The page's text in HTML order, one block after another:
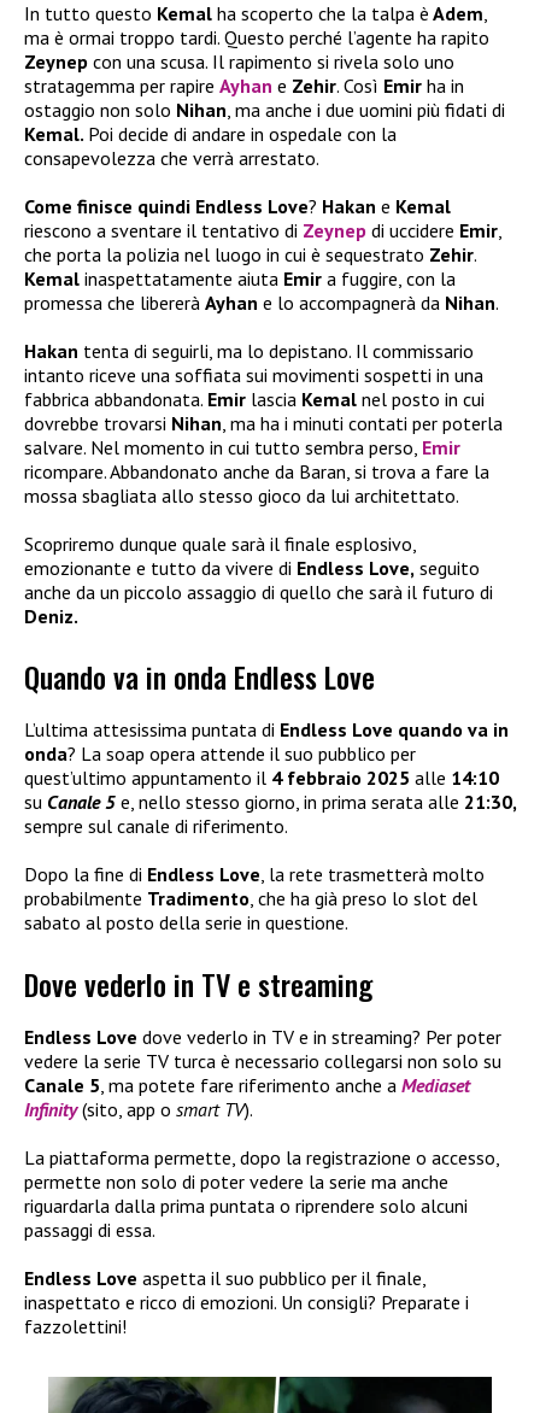
In tutto questo Kemal ha scoperto che la talpa è Adem,
ma è ormai troppo tardi. Questo perché l’agente ha rapito
Zeynep con una scusa. Il rapimento si rivela solo uno
stratagemma per rapire Ayhan e Zehir. Così Emir ha in
ostaggio non solo Nihan, ma anche i due uomini più fidati di
Kemal. Poi decide di andare in ospedale con la
consapevolezza che verrà arrestato.
Come finisce quindi Endless Love? Hakan e Kemal
riescono a sventare il tentativo di Zeynep di uccidere Emir,
che porta la polizia nel luogo in cui è sequestrato Zehir.
Kemal inaspettatamente aiuta Emir a fuggire, con la
promessa che libererà Ayhan e lo accompagnerà da Nihan.
Hakan tenta di seguirli, ma lo depistano. Il commissario
intanto riceve una soffiata sui movimenti sospetti in una
fabbrica abbandonata. Emir lascia Kemal nel posto in cui
dovrebbe trovarsi Nihan, ma ha i minuti contati per poterla
salvare. Nel momento in cui tutto sembra perso, Emir
ricompare. Abbandonato anche da Baran, si trova a fare la
mossa sbagliata allo stesso gioco da lui architettato.
Scopriremo dunque quale sarà il finale esplosivo,
emozionante e tutto da vivere di Endless Love, seguito
anche da un piccolo assaggio di quello che sarà il futuro di
Deniz.
Quando va in onda Endless Love
L’ultima attesissima puntata di Endless Love quando va in
onda? La soap opera attende il suo pubblico per
quest’ultimo appuntamento il 4 febbraio 2025 alle 14:10
su Canale 5 e, nello stesso giorno, in prima serata alle 21:30,
sempre sul canale di riferimento.
Dopo la fine di Endless Love, la rete trasmetterà molto
probabilmente Tradimento, che ha già preso lo slot del
sabato al posto della serie in questione.
Dove vederlo in TV e streaming
Endless Love dove vederlo in TV e in streaming? Per poter
vedere la serie TV turca è necessario collegarsi non solo su
Canale 5 , ma potete fare riferimento anche a Mediaset
Infinity(sito, app o smart TV).
La piattaforma permette, dopo la registrazione o accesso,
permette non solo di poter vedere la serie ma anche
riguardarla dalla prima puntata o riprendere solo alcuni
passaggi di essa.
Endless Love aspetta il suo pubblico per il finale,
inaspettato e ricco di emozioni. Un consigli? Preparate i
fazzolettini!